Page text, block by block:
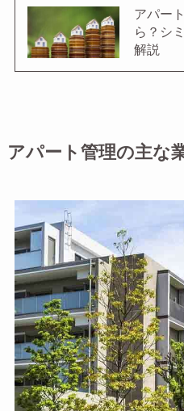
アパー
ら？シ
解説
アパート管理の主な